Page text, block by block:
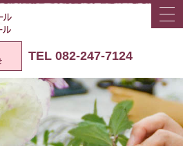
広島クッキン
TEL 082-247-7124